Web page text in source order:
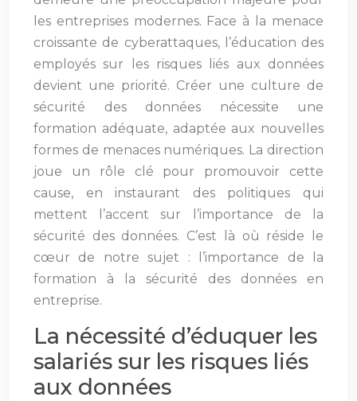
les entreprises modernes. Face à la menace
croissante de cyberattaques, l’éducation des
employés sur les risques liés aux données
devient une priorité. Créer une culture de
sécurité des données nécessite une
formation adéquate, adaptée aux nouvelles
formes de menaces numériques. La direction
joue un rôle clé pour promouvoir cette
cause, en instaurant des politiques qui
mettent l’accent sur l’importance de la
sécurité des données. C’est là où réside le
cœur de notre sujet : l’importance de la
formation à la sécurité des données en
entreprise.
La nécessité d’éduquer les
salariés sur les risques liés
aux données